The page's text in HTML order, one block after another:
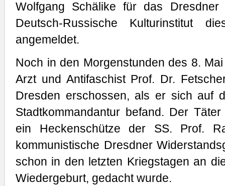
Wolfgang Schälike für das Dresdner
Deutsch-Russische Kulturinstitut
angemeldet.
Noch in den Morgenstunden des 8.
Arzt und Antifaschist Prof. Dr.
Dresden erschossen, als er sich auf
Stadtkommandantur befand. Der
ein Heckenschütze der SS. Prof.
kommunistische Dresdner
schon in den letzten Kriegstagen an
Wiedergeburt, gedacht wurde.